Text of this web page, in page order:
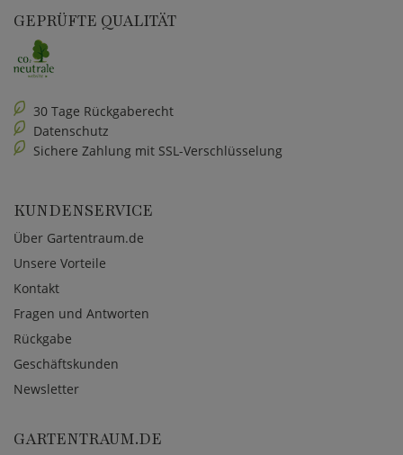
GEPRÜFTE QUALITÄT
30 Tage Rückgaberecht
Datenschutz
Sichere Zahlung mit SSL-Verschlüsselung
KUNDENSERVICE
Über Gartentraum.de
Unsere Vorteile
Kontakt
Fragen und Antworten
Rückgabe
Geschäftskunden
Newsletter
GARTENTRAUM.DE